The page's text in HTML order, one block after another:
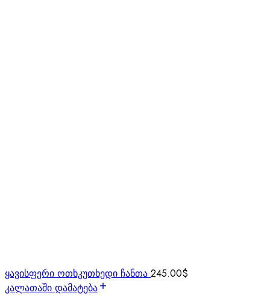
ყავისფერი ოთხკუთხედი ჩანთა 245.00$
კალათაში დამატება